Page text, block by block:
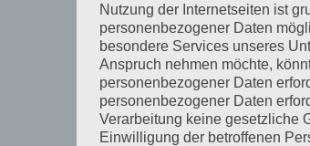
Nutzung der Internetseiten ist
personenbezogener Daten
besondere Services unseres
Anspruch nehmen möchte,
personenbezogener Daten
personenbezogener Daten
Verarbeitung keine gesetzliche
Einwilligung der betroffenen